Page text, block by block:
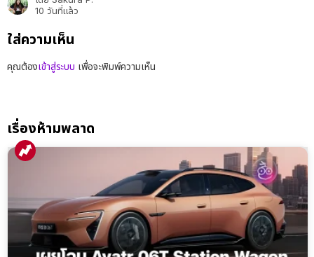
10 วันที่แล้ว
ใส่ความเห็น
คุณต้องเข้าสู่ระบบ เพื่อจะพิมพ์ความเห็น
เรื่องห้ามพลาด